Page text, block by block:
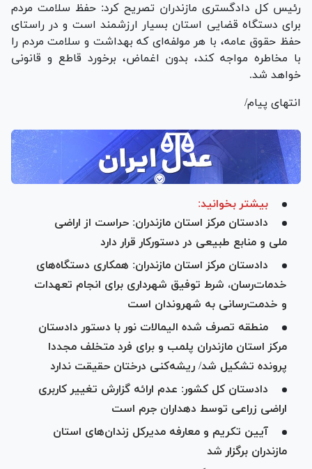
رئیس کل دادگستری مازندران تصریح کرد: حفظ سلامت مردم
برای دستگاه قضایی استان بسیار ارزشمند است و در راستای
حفظ حقوق عامه، با هر مولفه‌ای که بهداشت و سلامت مردم را
با مخاطره مواجه کند، بدون اغماض، برخورد قاطع و قانونی
خواهد شد.
انتهای پیام/
بیشتر بخوانید:
دادستان مرکز استان مازندران: حراست از اراضی
ملی و منابع طبیعی در دستورکار قرار دارد
دادستان مرکز استان مازندران: همکاری دستگاه‌های
خدمات‌رسان، شرط توفیق شهرداری برای انجام تعهدات
و خدمت‌رسانی به شهروندان است
منطقه تصرف شده الیمالات نور با دستور دادستان
مرکز استان مازندران پلمب و برای فرد متخلف مجددا
پرونده تشکیل شد/ ریشه‌کنی درختان حقیقت ندارد
دادستان کل کشور: عدم ارائه گزارش تغییر کاربری
اراضی زراعی توسط دهداران جرم است
آیین تکریم و معارفه مدیرکل زندان‌های استان
مازندران برگزار شد